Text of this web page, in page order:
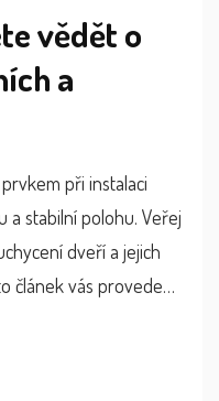
vědět o
a
při instalaci
a stabilní polohu. Veřej
dveří a jejich
článek vás provede
instalaci a zajímavých
jak vybrat správné